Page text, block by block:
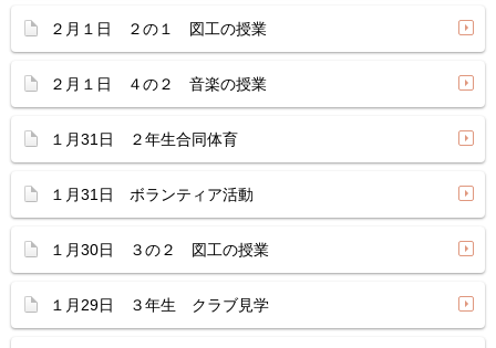
２月１日 ２の１ 図工の授業
２月１日 ４の２ 音楽の授業
１月31日 ２年生合同体育
１月31日 ボランティア活動
１月30日 ３の２ 図工の授業
１月29日 ３年生 クラブ見学